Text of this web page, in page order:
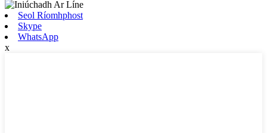
Seol Ríomhphost
Skype
WhatsApp
x